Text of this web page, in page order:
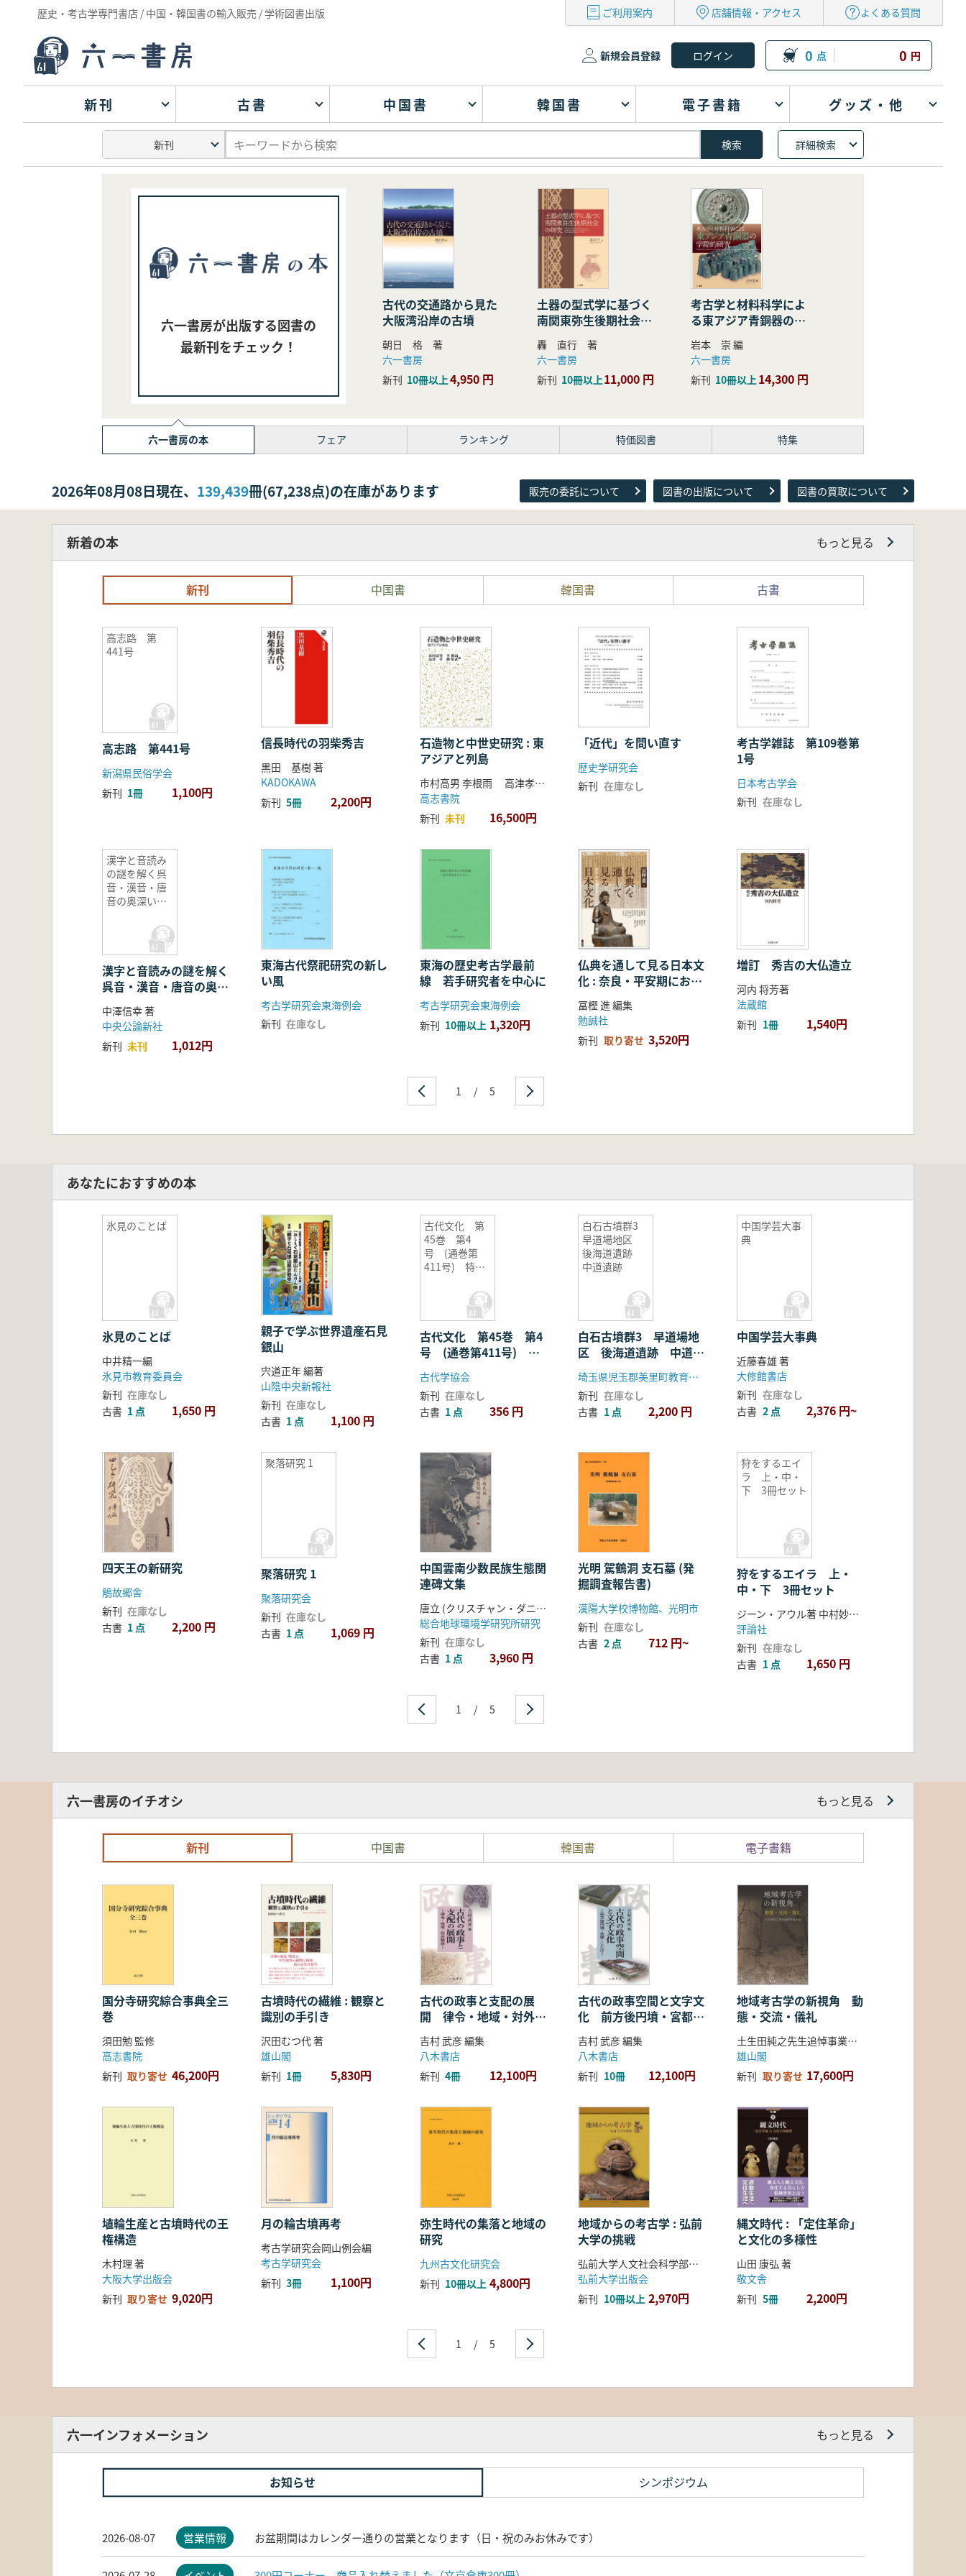
歴史・考古学専門書店 / 中国・韓国書の輸入販売 / 学術図書出版 ご利用案内 店舗情報・アクセス よくある質問
新規会員登録 0 点 0 円
新刊 古書 中国書 韓国書 電子書籍 グッズ・他
詳細検索
六一書房が出版する図書の
最新刊をチェック！
古代の交通路から見た
大阪湾沿岸の古墳
朝日 格 著
六一書房
新刊 10冊以上4,950 円
土器の型式学に基づく
南関東弥生後期社会の
研究
轟 直行 著
六一書房
新刊 10冊以上11,000 円
考古学と材料科学によ
る東アジア青銅器の学
際的研究
岩本 崇 編
六一書房
新刊 10冊以上14,300 円
六一書房の本 フェア ランキング 特価図書 特集
2026年08月08日現在、 139,439冊(67,238点)の在庫があります 販売の委託について 図書の出版について 図書の買取について
新着の本 もっと見る
新刊 中国書 韓国書 古書
高志路 第
441号
高志路 第441号
新潟県民俗学会
新刊 1冊 1,100円
信長時代の羽柴秀吉
黒田 基樹 著
KADOKAWA
新刊 5冊 2,200円
石造物と中世史研究 : 東
アジアと列島
市村高男 李根雨 高津孝 劉恒武 編
高志書院
新刊 未刊 16,500円
「近代」を問い直す
歴史学研究会
新刊 在庫なし
考古学雑誌 第109巻第
1号
日本考古学会
新刊 在庫なし
漢字と音読み
の謎を解く呉
音・漢音・唐
音の奥深い世
漢字と音読みの謎を解く
呉音・漢音・唐音の奥深
い世界
中澤信幸 著
中央公論新社
新刊 未刊 1,012円
東海古代祭祀研究の新し
い風
考古学研究会東海例会
新刊 在庫なし
東海の歴史考古学最前
線 若手研究者を中心に
考古学研究会東海例会
新刊 10冊以上 1,320円
仏典を通して見る日本文
化 : 奈良・平安期におけ
る仏教の受容・融合・展
開
冨樫 進 編集
勉誠社
新刊 取り寄せ 3,520円
増訂 秀吉の大仏造立
河内 将芳著
法蔵館
新刊 1冊 1,540円
1 / 5
あなたにおすすめの本
氷見のことば
氷見のことば
中井精一編
氷見市教育委員会
新刊 在庫なし
古書 1 点 1,650 円
親子で学ぶ世界遺産石見
銀山
宍道正年 編著
山陰中央新報社
新刊 在庫なし
古書 1 点 1,100 円
古代文化 第
45巻 第4
号 (通巻第
411号) 特輯:
と周辺地域(2)
古代文化 第45巻 第4
号 (通巻第411号) 特
輯:古代の北海道と周辺
地域(2)
古代学協会
新刊 在庫なし
古書 1 点 356 円
白石古墳群3
早道場地区
後海道遺跡
中道遺跡
白石古墳群3 早道場地
区 後海道遺跡 中道遺
跡
埼玉県児玉郡美里町教育委員会
新刊 在庫なし
古書 1 点 2,200 円
中国学芸大事
典
中国学芸大事典
近藤春雄 著
大修館書店
新刊 在庫なし
古書 2 点 2,376 円~
四天王の新研究
鵤故郷舎
新刊 在庫なし
古書 1 点 2,200 円
聚落研究 1
聚落研究 1
聚落研究会
新刊 在庫なし
古書 1 点 1,069 円
中国雲南少数民族生態関
連碑文集
唐立 (クリスチャン・ダニエルス) 編
総合地球環境学研究所研究
新刊 在庫なし
古書 1 点 3,960 円
光明 駕鶴洞 支石墓 (発
掘調査報告書)
漢陽大学校博物館、光明市
新刊 在庫なし
古書 2 点 712 円~
狩をするエイ
ラ 上・中・
下 3冊セット
狩をするエイラ 上・
中・下 3冊セット
ジーン・アウル著 中村妙子訳
評論社
新刊 在庫なし
古書 1 点 1,650 円
1 / 5
六一書房のイチオシ もっと見る
新刊 中国書 韓国書 電子書籍
国分寺研究綜合事典全三
巻
須田勉 監修
高志書院
新刊 取り寄せ 46,200円
古墳時代の繊維 : 観察と
識別の手引き
沢田むつ代 著
雄山閣
新刊 1冊 5,830円
古代の政事と支配の展
開 律令・地域・対外関
係
吉村 武彦 編集
八木書店
新刊 4冊 12,100円
古代の政事空間と文字文
化 前方後円墳・宮都・
ことば
吉村 武彦 編集
八木書店
新刊 10冊 12,100円
地域考古学の新視角 動
態・交流・儀礼
土生田純之先生追悼事業会 編
雄山閣
新刊 取り寄せ 17,600円
埴輪生産と古墳時代の王
権構造
木村理 著
大阪大学出版会
新刊 取り寄せ 9,020円
月の輪古墳再考
考古学研究会岡山例会編
考古学研究会
新刊 3冊 1,100円
弥生時代の集落と地域の
研究
九州古文化研究会
新刊 10冊以上 4,800円
地域からの考古学 : 弘前
大学の挑戦
弘前大学人文社会科学部北日本考古学研究センター 編
弘前大学出版会
新刊 10冊以上 2,970円
縄文時代 : 「定住革命」
と文化の多様性
山田 康弘 著
敬文舎
新刊 5冊 2,200円
1 / 5
六一インフォメーション もっと見る
お知らせ シンポジウム
2026-08-07 営業情報 お盆期間はカレンダー通りの営業となります（日・祝のみお休みです）